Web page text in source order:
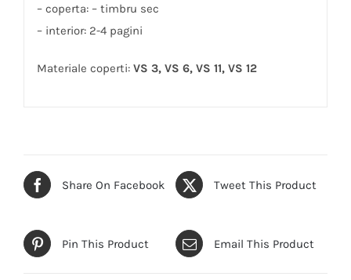
– coperta: – timbru sec
– interior: 2-4 pagini
Materiale coperti: VS 3, VS 6, VS 11, VS 12
Share On Facebook Tweet This Product
Pin This Product Email This Product